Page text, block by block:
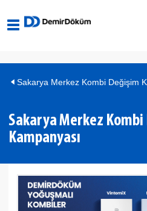
Sakarya Merkez Kombi Değişim
Sakarya Merkez
Kampanyası